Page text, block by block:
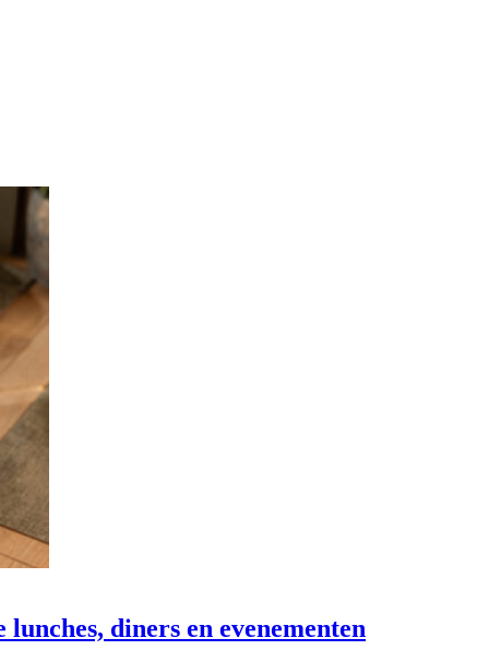
diners en evenementen